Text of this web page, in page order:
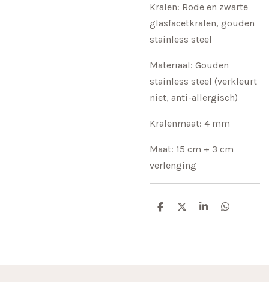
Kralen: Rode en zwarte
glasfacetkralen, gouden
stainless steel
Materiaal: Gouden
stainless steel (verkleurt
niet, anti-allergisch)
Kralenmaat: 4 mm
Maat: 15 cm + 3 cm
verlenging
D
D
S
D